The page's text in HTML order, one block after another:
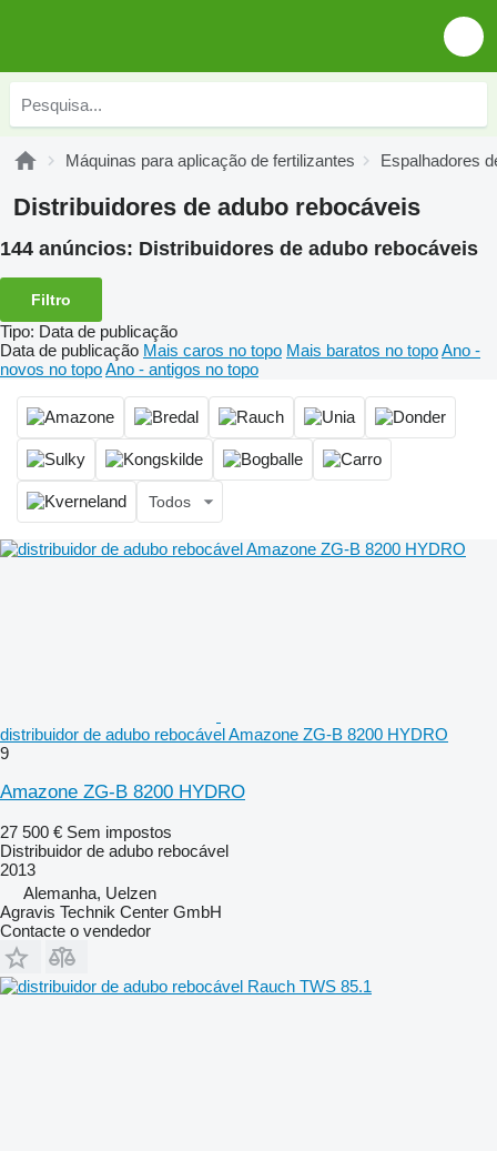
Máquinas para aplicação de fertilizantes Espalhadores
Distribuidores de adubo rebocáveis
144 anúncios: Distribuidores de adubo rebocáveis
Filtro
Tipo: Data de publicação
Data de publicação Mais caros no topo Mais baratos no topoAno -
novos no topoAno - antigos no topo
Todos
distribuidor de adubo rebocável Amazone ZG-B 8200 HYDRO
9
Amazone ZG-B 8200 HYDRO
27 500 € Sem impostos
Distribuidor de adubo rebocável
2013
Alemanha, Uelzen
Agravis Technik Center GmbH
Contacte o vendedor